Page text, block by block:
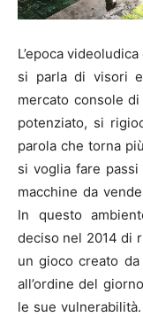
L’epoca
si parla di visori
mercato console
potenziato, si
parola che torna
si voglia fare
macchine da
In questo
deciso nel 2014 di
un gioco creato
all’ordine del
le sue